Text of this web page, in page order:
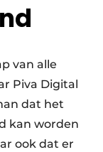
van alle
Piva Digital
dat het
kan worden
ook dat er